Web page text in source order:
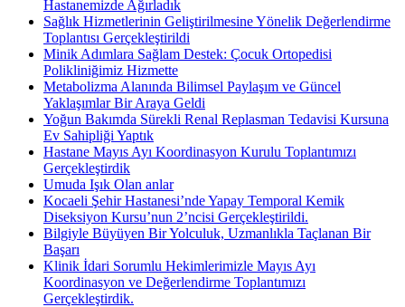
Hastanemizde Ağırladık
Sağlık Hizmetlerinin Geliştirilmesine Yönelik Değerlendirme
Toplantısı Gerçekleştirildi
Minik Adımlara Sağlam Destek: Çocuk Ortopedisi
Polikliniğimiz Hizmette
Metabolizma Alanında Bilimsel Paylaşım ve Güncel
Yaklaşımlar Bir Araya Geldi
Yoğun Bakımda Sürekli Renal Replasman Tedavisi Kursuna
Ev Sahipliği Yaptık
Hastane Mayıs Ayı Koordinasyon Kurulu Toplantımızı
Gerçekleştirdik
Umuda Işık Olan anlar
Kocaeli Şehir Hastanesi’nde Yapay Temporal Kemik
Diseksiyon Kursu’nun 2’ncisi Gerçekleştirildi.
Bilgiyle Büyüyen Bir Yolculuk, Uzmanlıkla Taçlanan Bir
Başarı
Klinik İdari Sorumlu Hekimlerimizle Mayıs Ayı
Koordinasyon ve Değerlendirme Toplantımızı
Gerçekleştirdik.